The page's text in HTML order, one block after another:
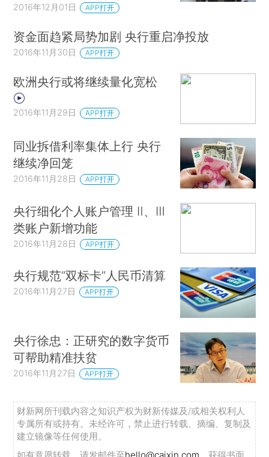
2016年12月01日 APP打开
资金面趋紧局势加剧 央行重启净投放
2016年11月30日 APP打开
欧洲央行或将继续量化宽松
2016年11月29日 APP打开
同业拆借利率集体上行 央行
继续净回笼
2016年11月28日 APP打开
央行细化个人账户管理 Ⅱ、Ⅲ
类账户新增功能
2016年11月28日 APP打开
央行规范“双标卡”人民币清算
2016年11月27日 APP打开
央行徐忠：正研究的数字货币
可帮助精准扶贫
2016年11月27日 APP打开
财新网所刊载内容之知识产权为财新传媒及/或相关权利人
专属所有或持有。未经许可，禁止进行转载、摘编、复制及
建立镜像等任何使用。